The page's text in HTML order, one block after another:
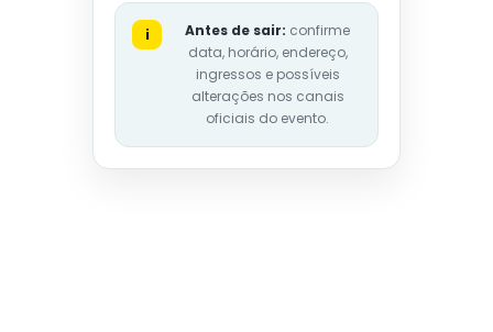
i Antes de sair: confirme
data, horário, endereço,
ingressos e possíveis
alterações nos canais
oficiais do evento.